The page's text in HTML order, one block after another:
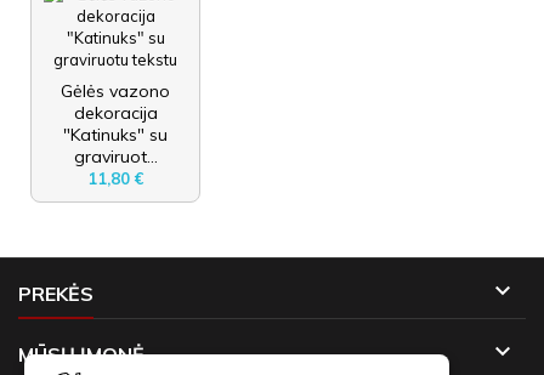
Gėlės vazono
dekoracija
"Katinuks" su
graviruot...
11,80 €
PREKĖS 
MŪSŲ ĮMONĖ 